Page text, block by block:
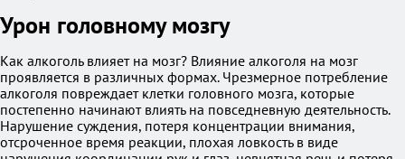
Урон головному мозгу
Как алкоголь влияет на мозг? Влияние алкоголя на мозг
проявляется в различных формах. Чрезмерное потребление
алкоголя повреждает клетки головного мозга, которые
постепенно начинают влиять на повседневную деятельность.
Нарушение суждения, потеря концентрации внимания,
отсроченное время реакции, плохая ловкость в виде